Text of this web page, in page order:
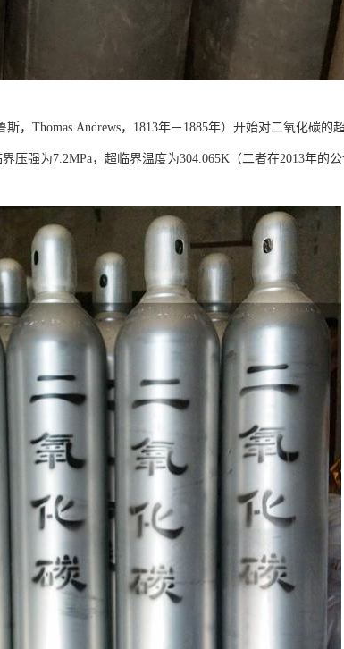
，Thomas Andrews，1813年－1885年）开始对二氧化碳的
压强为7.2MPa，超临界温度为304.065K（二者在2013年的